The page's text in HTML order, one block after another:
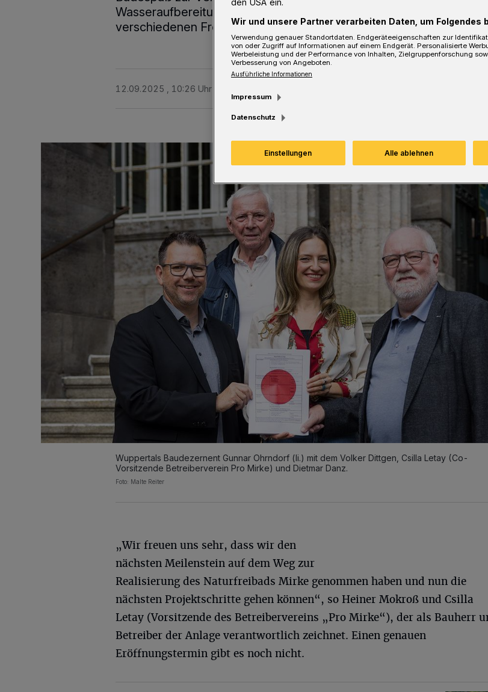
Wasseraufbereitung, eingebettet in einen Quartierspark mit
verschiedenen Freizeit- und Kulturangeboten.
12.09.2025 , 10:26 Uhr
Wuppertals Baudezernent Gunnar Ohrndorf (li.) mit dem Volker Dittgen, Csilla Letay (Co-
Vorsitzende Betreiberverein Pro Mirke) und Dietmar Danz.
Foto: Malte Reiter
„Wir freuen uns sehr, dass wir den
nächsten Meilenstein auf dem Weg zur
Realisierung des Naturfreibads Mirke genommen haben und nun die
nächsten Projektschritte gehen können“, so Heiner Mokroß und Csilla
Letay (Vorsitzende des Betreibervereins „Pro Mirke“), der als Bauherr
Betreiber der Anlage verantwortlich zeichnet. Einen genauen
Eröffnungstermin gibt es noch nicht.
den USA ein.
Wir und unsere Partner verarbeiten Daten, um Folgendes
Verwendung genauer Standortdaten. Endgeräteeigenschaften zur
von oder Zugriff auf Informationen auf einem Endgerät. Personalisierte
Werbeleistung und der Performance von Inhalten, Zielgruppenforschung
Verbesserung von Angeboten.
Ausführliche Informationen
Impressum
Datenschutz
Einstellungen Alle ablehnen